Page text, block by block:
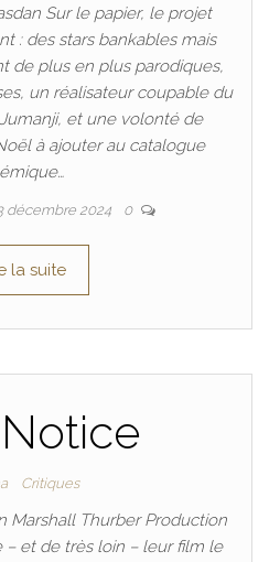
Sur le papier, le projet
: des stars bankables mais
de plus en plus parodiques,
un réalisateur coupable du
et une volonté de
à ajouter au catalogue
décembre 2024 0
la suite
Critiques
Marshall Thurber Production
– et de très loin – leur film le